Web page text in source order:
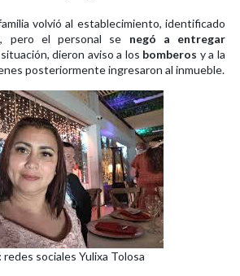
volvió al establecimiento, identificado
, pero el personal se negó a entregar
dieron aviso a los bomberos y a la
posteriormente ingresaron al inmueble.
redes sociales Yulixa Tolosa